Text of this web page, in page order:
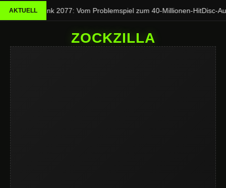
AKTUELL
Cyberpunk 2077: Vom Problemspiel zum 40-Millionen-HitDisc-
ZOCKZILLA